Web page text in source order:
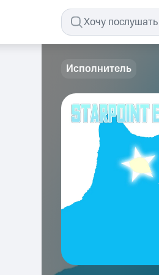
Исполнитель